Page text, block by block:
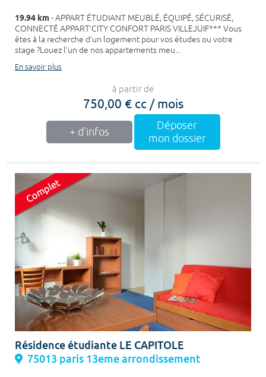
19.94 km- APPART ÉTUDIANT MEUBLÉ, ÉQUIPÉ, SÉCURISÉ,
CONNECTÉ APPART’CITY CONFORT PARIS VILLEJUIF*** Vous
êtes à la recherche d’un logement pour vos études ou votre
stage ?Louez l’un de nos appartements meu...
En savoir plus
à partir de
750,00 € cc / mois
+ d'infos
Déposer
mon dossier
Résidence étudiante LE CAPITOLE
75013 paris 13eme arrondissement